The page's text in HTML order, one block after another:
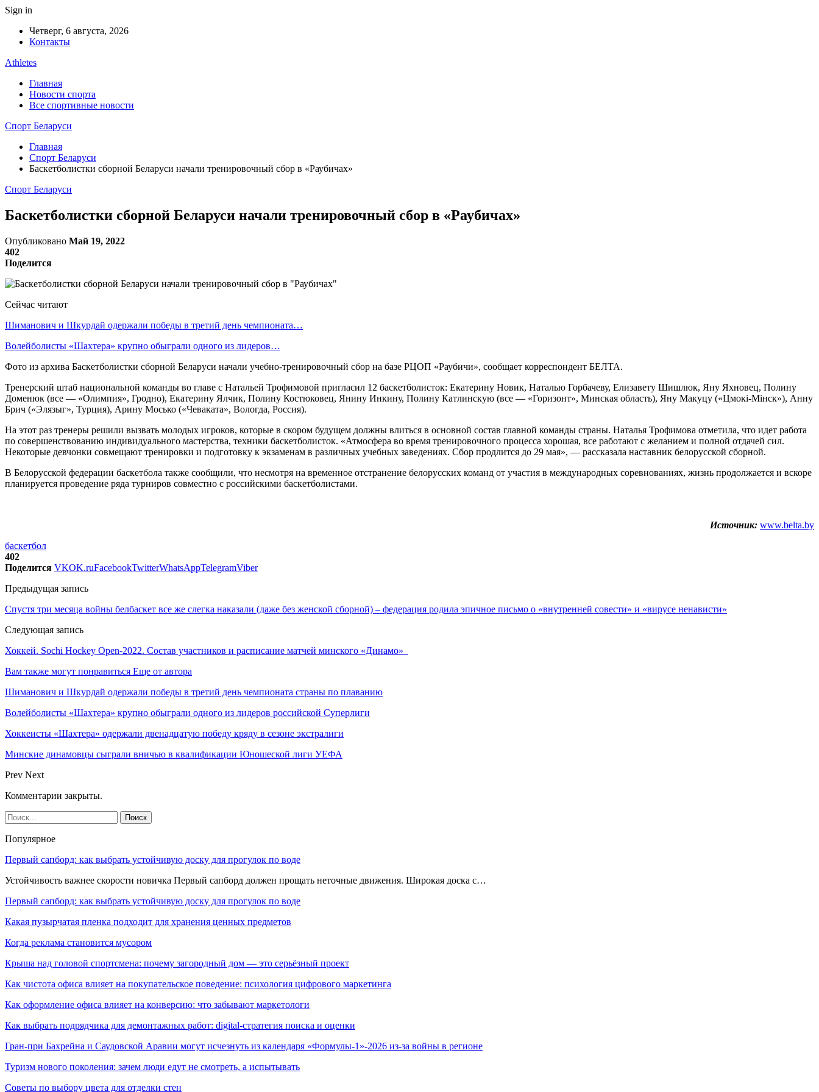
Sign in
Четверг, 6 августа, 2026
Контакты
Athletes
Главная
Новости спорта
Все спортивные новости
Спорт Беларуси
Главная
Спорт Беларуси
Баскетболистки сборной Беларуси начали тренировочный сбор в «Раубичах»
Спорт Беларуси
Баскетболистки сборной Беларуси начали тренировочный сбор в «Раубичах»
Опубликовано Май 19, 2022
402
Поделится
Сейчас читают
Шиманович и Шкурдай одержали победы в третий день чемпионата…
Волейболисты «Шахтера» крупно обыграли одного из лидеров…
Фото из архива Баскетболистки сборной Беларуси начали учебно-тренировочный сбор на базе РЦОП «Раубичи», сообщает корреспондент БЕЛТА.
Тренерский штаб национальной команды во главе с Натальей Трофимовой пригласил 12 баскетболисток: Екатерину Новик, Наталью Горбачеву, Елизавету Шишлюк, Яну Яхновец, Полину
Доменюк (все — «Олимпия», Гродно), Екатерину Ялчик, Полину Костюковец, Янину Инкину, Полину Катлинскую (все — «Горизонт», Минская область), Яну Макуцу («Цмокi-Мiнск»), Анну
Брич («Элязыг», Турция), Арину Мосько («Чеваката», Вологда, Россия).
На этот раз тренеры решили вызвать молодых игроков, которые в скором будущем должны влиться в основной состав главной команды страны. Наталья Трофимова отметила, что идет работа
по совершенствованию индивидуального мастерства, техники баскетболисток. «Атмосфера во время тренировочного процесса хорошая, все работают с желанием и полной отдачей сил.
Некоторые девчонки совмещают тренировки и подготовку к экзаменам в различных учебных заведениях. Сбор продлится до 29 мая», — рассказала наставник белорусской сборной.
В Белорусской федерации баскетбола также сообщили, что несмотря на временное отстранение белорусских команд от участия в международных соревнованиях, жизнь продолжается и вскоре
планируется проведение ряда турниров совместно с российскими баскетболистами.
Источник: www.belta.by
баскетбол
402
Поделится VKOK.ruFacebookTwitterWhatsAppTelegramViber
Предыдущая запись
Спустя три месяца войны белбаскет все же слегка наказали (даже без женской сборной) – федерация родила эпичное письмо о «внутренней совести» и «вирусе ненависти»
Следующая запись
Хоккей. Sochi Hockey Open-2022. Состав участников и расписание матчей минского «Динамо»
Вам также могут понравиться Еще от автора
Шиманович и Шкурдай одержали победы в третий день чемпионата страны по плаванию
Волейболисты «Шахтера» крупно обыграли одного из лидеров российской Суперлиги
Хоккеисты «Шахтера» одержали двенадцатую победу кряду в сезоне экстралиги
Минские динамовцы сыграли вничью в квалификации Юношеской лиги УЕФА
Prev Next
Комментарии закрыты.
Популярное
Первый сапборд: как выбрать устойчивую доску для прогулок по воде
Устойчивость важнее скорости новичка Первый сапборд должен прощать неточные движения. Широкая доска с…
Первый сапборд: как выбрать устойчивую доску для прогулок по воде
Какая пузырчатая пленка подходит для хранения ценных предметов
Когда реклама становится мусором
Крыша над головой спортсмена: почему загородный дом — это серьёзный проект
Как чистота офиса влияет на покупательское поведение: психология цифрового маркетинга
Как оформление офиса влияет на конверсию: что забывают маркетологи
Как выбрать подрядчика для демонтажных работ: digital-стратегия поиска и оценки
Гран-при Бахрейна и Саудовской Аравии могут исчезнуть из календаря «Формулы-1»-2026 из-за войны в регионе
Туризм нового поколения: зачем люди едут не смотреть, а испытывать
Советы по выбору цвета для отделки стен